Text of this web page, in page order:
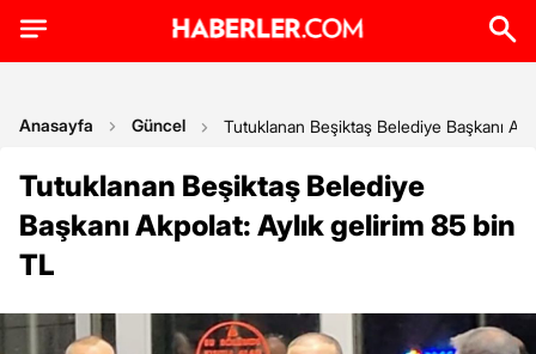
Anasayfa Güncel Tutuklanan Beşiktaş Belediye Başkanı
Tutuklanan Beşiktaş Belediye
Başkanı Akpolat: Aylık gelirim 85 bin
TL